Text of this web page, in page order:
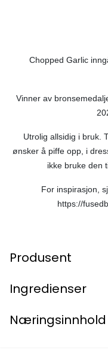
Chopped Garlic
Vinner av
Utrolig allsidig i bruk.
ønsker å piffe opp, i
ikke bruke den
For inspirasjon,
https://
Produsent
Ingredienser
Næringsinnhold